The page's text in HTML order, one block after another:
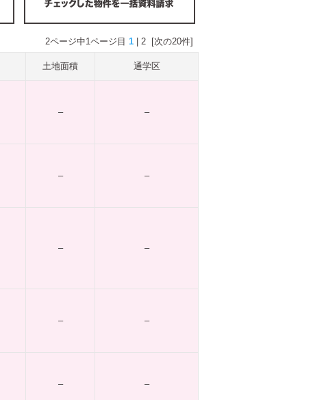
2ページ中1ページ目 1 2 [次の20件]
土地面積 通学区
– –
– –
– –
– –
– –